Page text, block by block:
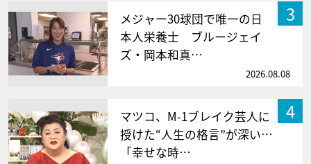
3
メジャー30球団で唯一の日
本人栄養士 ブルージェイ
ズ・岡本和真…
2026.08.08
4
マツコ、M-1ブレイク芸人に
授けた“人生の格言”が深い…
「幸せな時…